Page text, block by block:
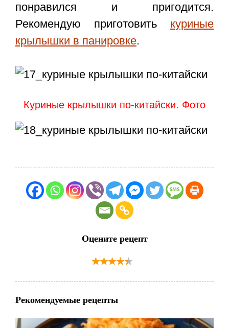
понравился и пригодится.
Рекомендую приготовить куриные
крылышки в панировке.
Куриные крылышки по-китайски. Фото
Оцените рецепт
Рекомендуемые рецепты